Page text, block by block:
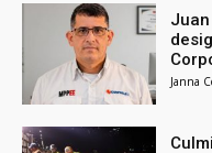
Janna